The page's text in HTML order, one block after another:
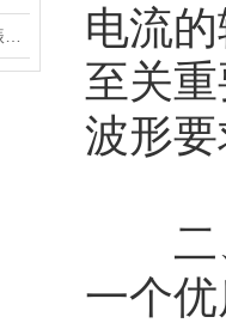
电流
至关
波形
二、
一个